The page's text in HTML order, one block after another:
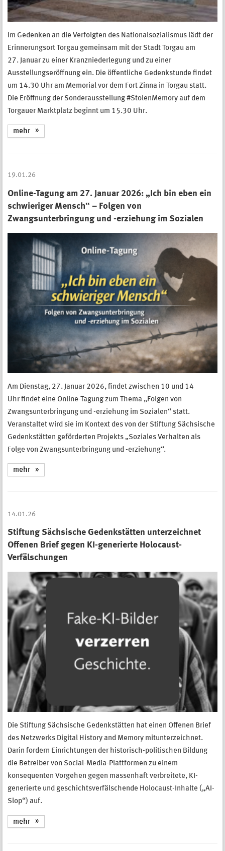
Im Gedenken an die Verfolgten des Nationalsozialismus lädt der
Erinnerungsort Torgau gemeinsam mit der Stadt Torgau am
27. Januar zu einer Kranzniederlegung und zu einer
Ausstellungseröffnung ein. Die öffentliche Gedenkstunde findet
um 14.30 Uhr am Memorial vor dem Fort Zinna in Torgau statt.
Die Eröffnung der Sonderausstellung #StolenMemory auf dem
Torgauer Marktplatz beginnt um 15.30 Uhr.
mehr
19.01.26
Online-Tagung am 27. Januar 2026: „Ich bin eben ein
schwieriger Mensch“ – Folgen von
Zwangsunterbringung und -erziehung im Sozialen
Am Dienstag, 27. Januar 2026, findet zwischen 10 und 14
Uhr findet eine Online-Tagung zum Thema „Folgen von
Zwangsunterbringung und -erziehung im Sozialen“ statt.
Veranstaltet wird sie im Kontext des von der Stiftung Sächsische
Gedenkstätten geförderten Projekts „Soziales Verhalten als
Folge von Zwangsunterbringung und -erziehung“.
mehr
14.01.26
Stiftung Sächsische Gedenkstätten unterzeichnet
Offenen Brief gegen KI-generierte Holocaust-
Verfälschungen
Die Stiftung Sächsische Gedenkstätten hat einen Offenen Brief
des Netzwerks Digital History and Memory mitunterzeichnet.
Darin fordern Einrichtungen der historisch-politischen Bildung
die Betreiber von Social-Media-Plattformen zu einem
konsequenten Vorgehen gegen massenhaft verbreitete, KI-
generierte und geschichtsverfälschende Holocaust-Inhalte („AI-
Slop“) auf.
mehr